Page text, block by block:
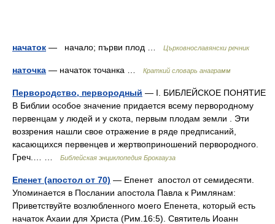
начаток — начало; първи плод … Църковнославянски речник
наточка — начаток точанка … Краткий словарь анаграмм
Первородство, первородный — I. БИБЛЕЙСКОЕ ПОНЯТИЕ
В Библии особое значение придается всему первородному
первенцам у людей и у скота, первым плодам земли . Эти
воззрения нашли свое отражение в ряде предписаний,
касающихся первенцев и жертвоприношений первородного.
Греч.… …
Библейская энциклопедия Брокгауза
Епенет (апостол от 70) — Епенет апостол от семидесяти.
Упоминается в Послании апостола Павла к Римлянам:
Приветствуйте возлюбленного моего Епенета, который есть
начаток Ахаии для Христа (Рим.16:5). Святитель Иоанн